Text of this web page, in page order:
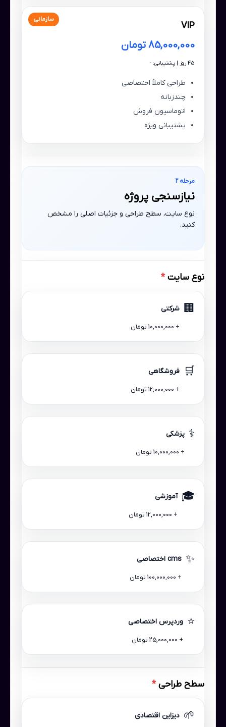
سازمانی
VIP
85,000,000 تومان
45 روز | پشتیبانی: -
طراحی کاملاً اختصاصی
چندزبانه
اتوماسیون فروش
پشتیبانی ویژه
مرحله 2
نیازسنجی پروژه
نوع سایت، سطح طراحی و جزئیات اصلی را مشخص
کنید.
نوع سایت*
🏢 شرکتی
+ 10,000,000 تومان
🛒 فروشگاهی
+ 12,000,000 تومان
⚕️ پزشکی
+ 10,000,000 تومان
🎓 آموزشی
+ 12,000,000 تومان
✨ cms اختصاصی
+ 100,000,000 تومان
⭐ وردپرس اختصاصی
+ 25,000,000 تومان
سطح طراحی*
🌱 دیزاین اقتصادی